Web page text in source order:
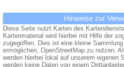
Hinweise zur
Diese Seite nutzt Karten des
Kartenmaterial wird hierbei mit Hilfe der
zugegriffen. Dies ist eine kleine
ermöglichen, OpenStreetMap zu nutzen.
werden hierbei lokal auf unserem eigenen
werden keine Daten von einem